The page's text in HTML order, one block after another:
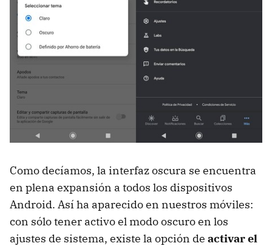
Como decíamos, la interfaz oscura se encuentra
en plena expansión a todos los dispositivos
Android. Así ha aparecido en nuestros móviles:
con sólo tener activo el modo oscuro en los
ajustes de sistema, existe la opción de activar el